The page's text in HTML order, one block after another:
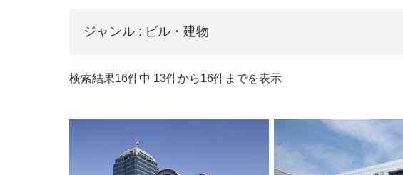
ジャンル : ビル・建物
検索結果16件中 13件から16件までを表示